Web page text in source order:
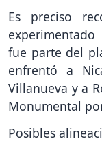
Es preciso
fue parte del
enfrentó a
Villanueva y a
Monumental
Posibles